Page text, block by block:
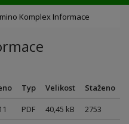
Komplex Informace
Typ Velikost
Staženo
PDF 40,45 kB
2753